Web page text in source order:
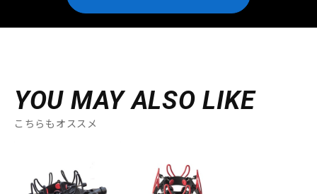
YOU MAY ALSO LIKE
こちらもオススメ